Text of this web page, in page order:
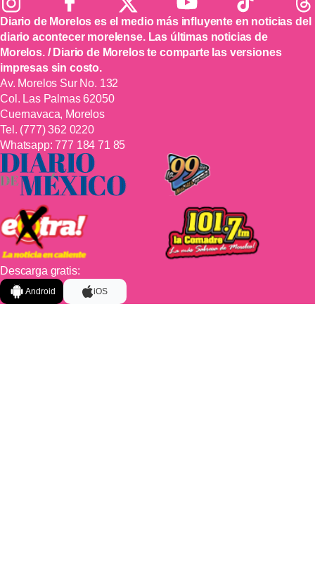
Diario de Morelos es el medio más influyente en noticias del
diario acontecer morelense. Las últimas noticias de
Morelos. / Diario de Morelos te comparte las versiones
impresas sin costo.
Av. Morelos Sur No. 132
Col. Las Palmas 62050
Cuernavaca, Morelos
Tel. (777) 362 0220
Whatsapp:777 184 71 85
Descarga gratis:
Android iOS